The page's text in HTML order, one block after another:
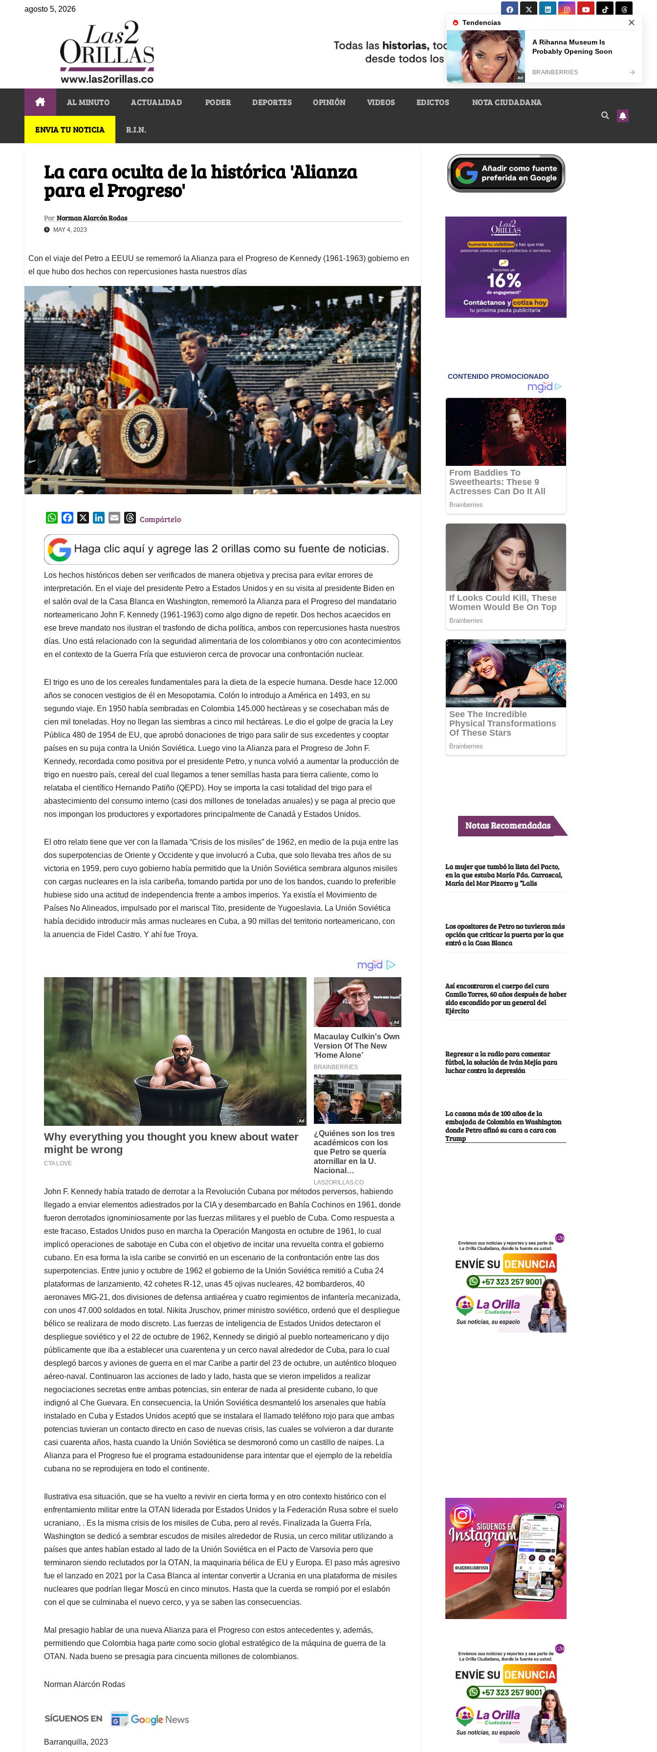
agosto 5, 2026
AL MINUTO ACTUALIDAD PODER DEPORTES OPINIÓN VIDEOS EDICTOS NOTA CIUDADANA
ENVIA TU NOTICIA R.I.N.
La cara oculta de la histórica 'Alianza
para el Progreso'
Por Norman Alarcón Rodas
MAY 4, 2023
Con el viaje del Petro a EEUU se rememoró la Alianza para el Progreso de Kennedy (1961-1963) gobierno en
el que hubo dos hechos con repercusiones hasta nuestros días
W
a
t
s
A
p
p
e
b
o
o
k
k
e
d
n
l
T
e
a
d
s
Compártelo
Los hechos históricos deben ser verificados de manera objetiva y precisa para evitar errores de
interpretación. En el viaje del presidente Petro a Estados Unidos y en su visita al presidente Biden en
el salón oval de la Casa Blanca en Washington, rememoró la Alianza para el Progreso del mandatario
norteamericano John F. Kennedy (1961-1963) como algo digno de repetir. Dos hechos acaecidos en
ese breve mandato nos ilustran el trasfondo de dicha política, ambos con repercusiones hasta nuestros
días. Uno está relacionado con la seguridad alimentaria de los colombianos y otro con acontecimientos
en el contexto de la Guerra Fría que estuvieron cerca de provocar una confrontación nuclear.
El trigo es uno de los cereales fundamentales para la dieta de la especie humana. Desde hace 12.000
años se conocen vestigios de él en Mesopotamia. Colón lo introdujo a América en 1493, en su
segundo viaje. En 1950 había sembradas en Colombia 145.000 hectáreas y se cosechaban más de
cien mil toneladas. Hoy no llegan las siembras a cinco mil hectáreas. Le dio el golpe de gracia la Ley
Pública 480 de 1954 de EU, que aprobó donaciones de trigo para salir de sus excedentes y cooptar
países en su puja contra la Unión Soviética. Luego vino la Alianza para el Progreso de John F.
Kennedy, recordada como positiva por el presidente Petro, y nunca volvió a aumentar la producción de
trigo en nuestro país, cereal del cual llegamos a tener semillas hasta para tierra caliente, como lo
relataba el científico Hernando Patiño (QEPD). Hoy se importa la casi totalidad del trigo para el
abastecimiento del consumo interno (casi dos millones de toneladas anuales) y se paga al precio que
nos impongan los productores y exportadores principalmente de Canadá y Estados Unidos.
El otro relato tiene que ver con la llamada “Crisis de los misiles” de 1962, en medio de la puja entre las
dos superpotencias de Oriente y Occidente y que involucró a Cuba, que solo llevaba tres años de su
victoria en 1959, pero cuyo gobierno había permitido que la Unión Soviética sembrara algunos misiles
con cargas nucleares en la isla caribeña, tomando partida por uno de los bandos, cuando lo preferible
hubiese sido una actitud de independencia frente a ambos imperios. Ya existía el Movimiento de
Países No Alineados, impulsado por el mariscal Tito, presidente de Yugoeslavia. La Unión Soviética
había decidido introducir más armas nucleares en Cuba, a 90 millas del territorio norteamericano, con
la anuencia de Fidel Castro. Y ahí fue Troya.
John F. Kennedy había tratado de derrotar a la Revolución Cubana por métodos perversos, habiendo
llegado a enviar elementos adiestrados por la CIA y desembarcado en Bahía Cochinos en 1961, donde
fueron derrotados ignominiosamente por las fuerzas militares y el pueblo de Cuba. Como respuesta a
este fracaso, Estados Unidos puso en marcha la Operación Mangosta en octubre de 1961, lo cual
implicó operaciones de sabotaje en Cuba con el objetivo de incitar una revuelta contra el gobierno
cubano. En esa forma la isla caribe se convirtió en un escenario de la confrontación entre las dos
superpotencias. Entre junio y octubre de 1962 el gobierno de la Unión Soviética remitió a Cuba 24
plataformas de lanzamiento, 42 cohetes R-12, unas 45 ojivas nucleares, 42 bombarderos, 40
aeronaves MIG-21, dos divisiones de defensa antiaérea y cuatro regimientos de infantería mecanizada,
con unos 47.000 soldados en total. Nikita Jruschov, primer ministro soviético, ordenó que el despliegue
bélico se realizara de modo discreto. Las fuerzas de inteligencia de Estados Unidos detectaron el
despliegue soviético y el 22 de octubre de 1962, Kennedy se dirigió al pueblo norteamericano y dijo
públicamente que iba a establecer una cuarentena y un cerco naval alrededor de Cuba, para lo cual
desplegó barcos y aviones de guerra en el mar Caribe a partir del 23 de octubre, un auténtico bloqueo
aéreo-naval. Continuaron las acciones de lado y lado, hasta que se vieron impelidos a realizar
negociaciones secretas entre ambas potencias, sin enterar de nada al presidente cubano, lo que
indignó al Che Guevara. En consecuencia, la Unión Soviética desmanteló los arsenales que había
instalado en Cuba y Estados Unidos aceptó que se instalara el llamado teléfono rojo para que ambas
potencias tuvieran un contacto directo en caso de nuevas crisis, las cuales se volvieron a dar durante
casi cuarenta años, hasta cuando la Unión Soviética se desmoronó como un castillo de naipes. La
Alianza para el Progreso fue el programa estadounidense para intentar que el ejemplo de la rebeldía
cubana no se reprodujera en todo el continente.
Ilustrativa esa situación, que se ha vuelto a revivir en cierta forma y en otro contexto histórico con el
enfrentamiento militar entre la OTAN liderada por Estados Unidos y la Federación Rusa sobre el suelo
ucraniano, . Es la misma crisis de los misiles de Cuba, pero al revés. Finalizada la Guerra Fría,
Washington se dedicó a sembrar escudos de misiles alrededor de Rusia, un cerco militar utilizando a
países que antes habían estado al lado de la Unión Soviética en el Pacto de Varsovia pero que
terminaron siendo reclutados por la OTAN, la maquinaria bélica de EU y Europa. El paso más agresivo
fue el lanzado en 2021 por la Casa Blanca al intentar convertir a Ucrania en una plataforma de misiles
nucleares que podrían llegar Moscú en cinco minutos. Hasta que la cuerda se rompió por el eslabón
con el que se culminaba el nuevo cerco, y ya se saben las consecuencias.
Mal presagio hablar de una nueva Alianza para el Progreso con estos antecedentes y, además,
permitiendo que Colombia haga parte como socio global estratégico de la máquina de guerra de la
OTAN. Nada bueno se presagia para cincuenta millones de colombianos.
Norman Alarcón Rodas
Barranquilla, 2023
Notas Recomendadas
La mujer que tumbó la lista del Pacto,
en la que estaba María Fda. Carrascal,
María del Mar Pizarro y “Lalis
Los opositores de Petro no tuvieron más
opción que criticar la puerta por la que
entró a la Casa Blanca
Así encontraron el cuerpo del cura
Camilo Torres, 60 años después de haber
sido escondido por un general del
Ejército
Regresar a la radio para comentar
fútbol, la solución de Iván Mejía para
luchar contra la depresión
La casona más de 100 años de la
embajada de Colombia en Washington
donde Petro afinó su cara a cara con
Trump